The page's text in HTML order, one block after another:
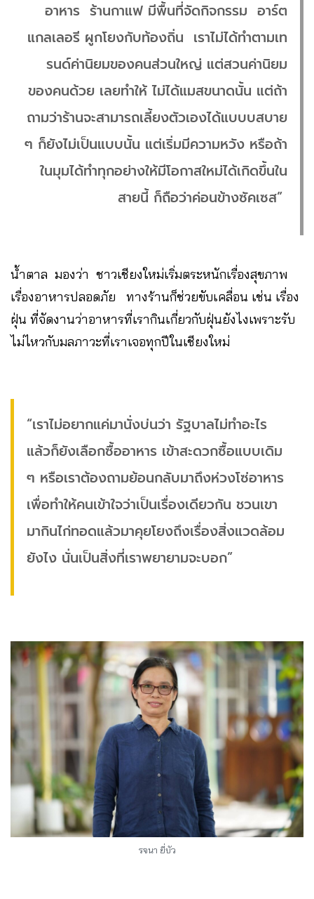
อาหาร ร้านกาแฟ มีพื้นที่จัดกิจกรรม อาร์ต
แกลเลอรี ผูกโยงกับท้องถิ่น เราไม่ได้ทำตามเท
รนด์ค่านิยมของคนส่วนใหญ่ แต่สวนค่านิยม
ของคนด้วย เลยทำให้ ไม่ได้แมสขนาดนั้น แต่ถ้า
ถามว่าร้านจะสามารถเลี้ยงตัวเองได้แบบบสบาย
ๆ ก็ยังไม่เป็นแบบนั้น แต่เริ่มมีความหวัง หรือถ้า
ในมุมได้ทำทุกอย่างให้มีโอกาสใหม่ได้เกิดขึ้นใน
สายนี้ ก็ถือว่าค่อนข้างซัคเซส”
น้ำตาล มองว่า ชาวเชียงใหม่เริ่มตระหนักเรื่องสุขภาพ
เรื่องอาหารปลอดภัย ทางร้านก็ช่วยขับเคลื่อน เช่น เรื่อง
ฝุ่น ที่จัดงานว่าอาหารที่เรากินเกี่ยวกับฝุ่นยังไงเพราะรับ
ไม่ไหวกับมลภาวะที่เราเจอทุกปีในเชียงใหม่
“เราไม่อยากแค่มานั่งบ่นว่า รัฐบาลไม่ทำอะไร
แล้วก็ยังเลือกซื้ออาหาร เข้าสะดวกซื้อแบบเดิม
ๆ หรือเราต้องถามย้อนกลับมาถึงห่วงโซ่อาหาร
เพื่อทำให้คนเข้าใจว่าเป็นเรื่องเดียวกัน ชวนเขา
มากินไก่ทอดแล้วมาคุยโยงถึงเรื่องสิ่งแวดล้อม
ยังไง นั่นเป็นสิ่งที่เราพยายามจะบอก”
รจนา ยี่บัว